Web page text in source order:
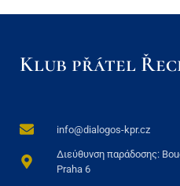
Klub přátel
info@dialogos-kpr.cz
Διεύθυνση παράδοσης:
Praha 6